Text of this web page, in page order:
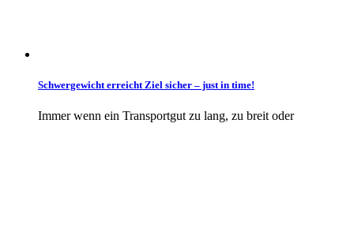
Schwergewicht erreicht Ziel sicher – just in time!
Immer wenn ein Transportgut zu lang, zu breit oder